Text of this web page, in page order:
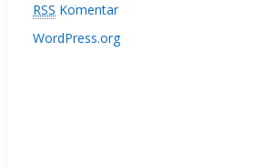
RSS Komentar
WordPress.org